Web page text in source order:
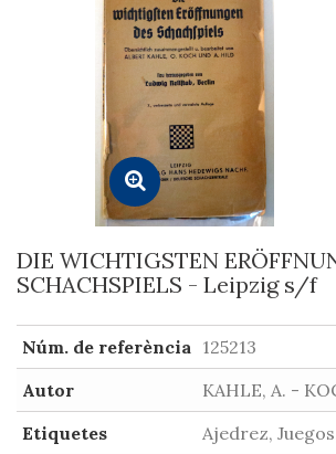
DIE WICHTIGSTEN
SCHACHSPIELS - Leipzig s/f
Núm. de referència 125213
Autor
KAHLE, A. -
Etiquetes
Ajedrez,